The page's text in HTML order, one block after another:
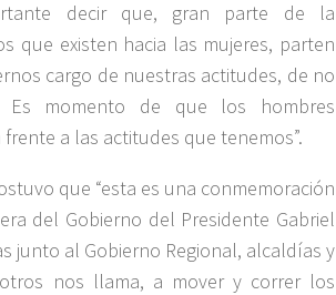
decir que, gran parte de la
que existen hacia las mujeres, parten
cargo de nuestras actitudes, de no
Es momento de que los hombres
a las actitudes que tenemos”.
que “esta es una conmemoración
del Gobierno del Presidente Gabriel
junto al Gobierno Regional, alcaldías y
nos llama, a mover y correr los